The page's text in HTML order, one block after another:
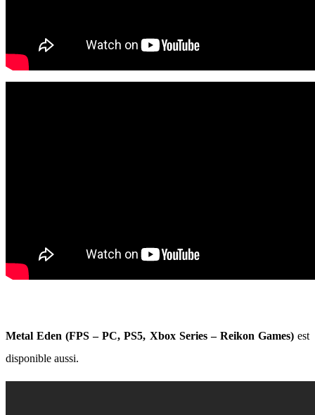
Metal Eden (FPS – PC, PS5, Xbox Series – Reikon Games) est
disponible aussi.